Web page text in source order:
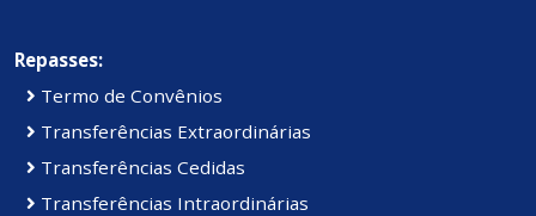
Repasses:
Termo de Convênios
Transferências Extraordinárias
Transferências Cedidas
Transferências Intraordinárias